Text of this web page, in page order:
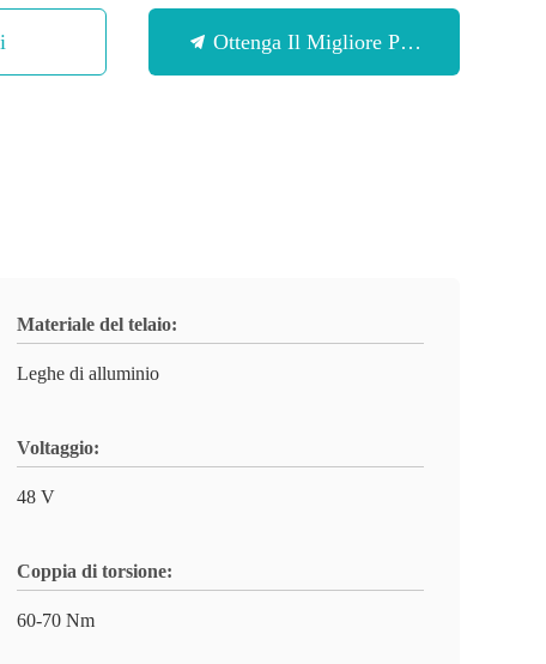
Ottenga Il Migliore Prezzo
Materiale del telaio:
Leghe di alluminio
Voltaggio:
48 V
Coppia di torsione:
60-70 Nm